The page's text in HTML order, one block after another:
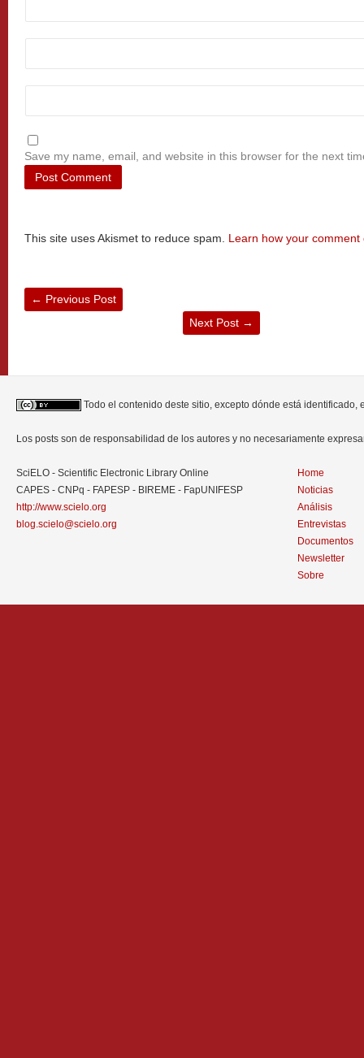
Save my name, email, and website in this browser for the next
This site uses Akismet to reduce spam. Learn how your
← Previous Post
Next Post →
Todo el contenido deste sitio, excepto dónde está identificado,
Los posts son de responsabilidad de los autores y no necesariamente
SciELO - Scientific Electronic Library Online
CAPES - CNPq - FAPESP - BIREME - FapUNIFESP
http://www.scielo.org
blog.scielo@scielo.org
Home
Noticias
Análisis
Entrevistas
Documentos
Newsletter
Sobre